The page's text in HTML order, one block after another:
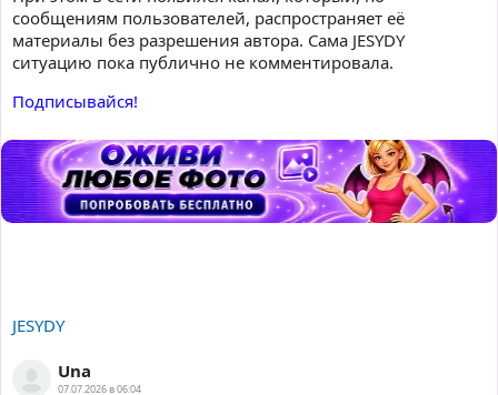
сообщениям пользователей, распространяет её
материалы без разрешения автора. Сама JESYDY
ситуацию пока публично не комментировала.
Подписывайся!
JESYDY
Una
07.07.2026 в 06:04